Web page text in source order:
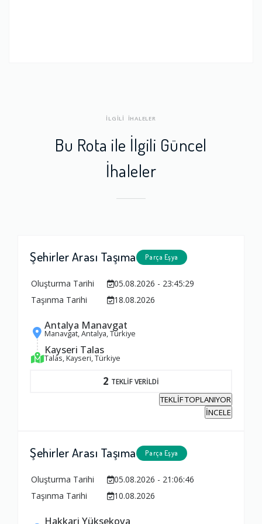
İLGİLİ İHALELER
Bu Rota ile İlgili Güncel
İhaleler
Şehirler Arası Taşıma Parça Eşya
Oluşturma Tarihi
05.08.2026 - 23:45:29
Taşınma Tarihi
18.08.2026
Antalya Manavgat
Manavgat, Antalya, Türkiye
Kayseri Talas
Talas, Kayseri, Türkiye
2 TEKLİF VERİLDİ
TEKLİF TOPLANIYOR
İNCELE
Şehirler Arası Taşıma Parça Eşya
Oluşturma Tarihi
05.08.2026 - 21:06:46
Taşınma Tarihi
10.08.2026
Hakkari Yüksekova